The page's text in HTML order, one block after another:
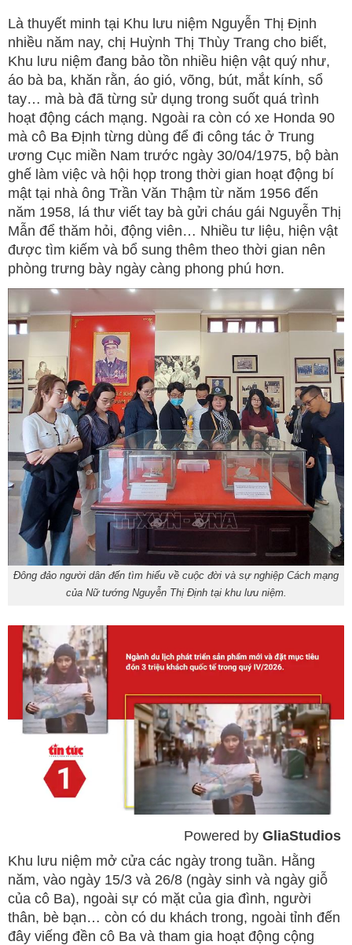
Là thuyết minh tại Khu lưu niệm Nguyễn Thị Định
nhiều năm nay, chị Huỳnh Thị Thùy Trang cho biết,
Khu lưu niệm đang bảo tồn nhiều hiện vật quý như,
áo bà ba, khăn rằn, áo gió, võng, bút, mắt kính, sổ
tay… mà bà đã từng sử dụng trong suốt quá trình
hoạt động cách mạng. Ngoài ra còn có xe Honda 90
mà cô Ba Định từng dùng để đi công tác ở Trung
ương Cục miền Nam trước ngày 30/04/1975, bộ bàn
ghế làm việc và hội họp trong thời gian hoạt động bí
mật tại nhà ông Trần Văn Thậm từ năm 1956 đến
năm 1958, lá thư viết tay bà gửi cháu gái Nguyễn Thị
Mẫn để thăm hỏi, động viên… Nhiều tư liệu, hiện vật
được tìm kiếm và bổ sung thêm theo thời gian nên
phòng trưng bày ngày càng phong phú hơn.
Đông đảo người dân đến tìm hiểu về cuộc đời và sự nghiệp Cách mạng
của Nữ tướng Nguyễn Thị Định tại khu lưu niệm.
Powered by GliaStudios
Khu lưu niệm mở cửa các ngày trong tuần. Hằng
năm, vào ngày 15/3 và 26/8 (ngày sinh và ngày giỗ
của cô Ba), ngoài sự có mặt của gia đình, người
thân, bè bạn… còn có du khách trong, ngoài tỉnh đến
đây viếng đền cô Ba và tham gia hoạt động cộng